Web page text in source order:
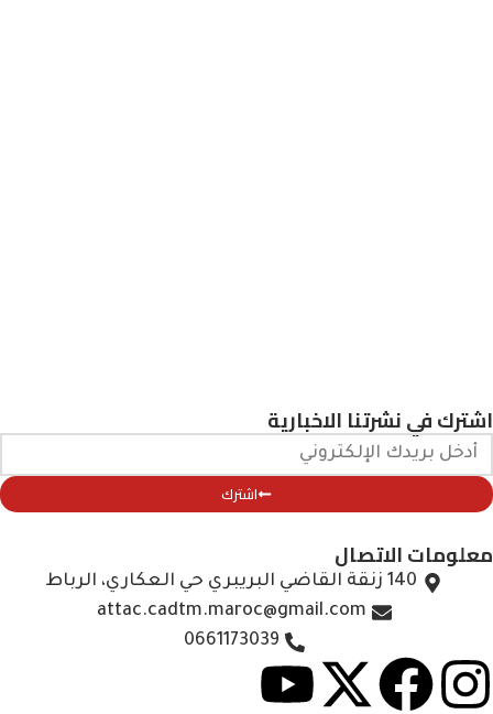
اشترك في نشرتنا الاخبارية
اشترك
معلومات الاتصال
140 زنقة القاضي البريبري حي العكاري، الرباط
attac.cadtm.maroc@gmail.com
0661173039